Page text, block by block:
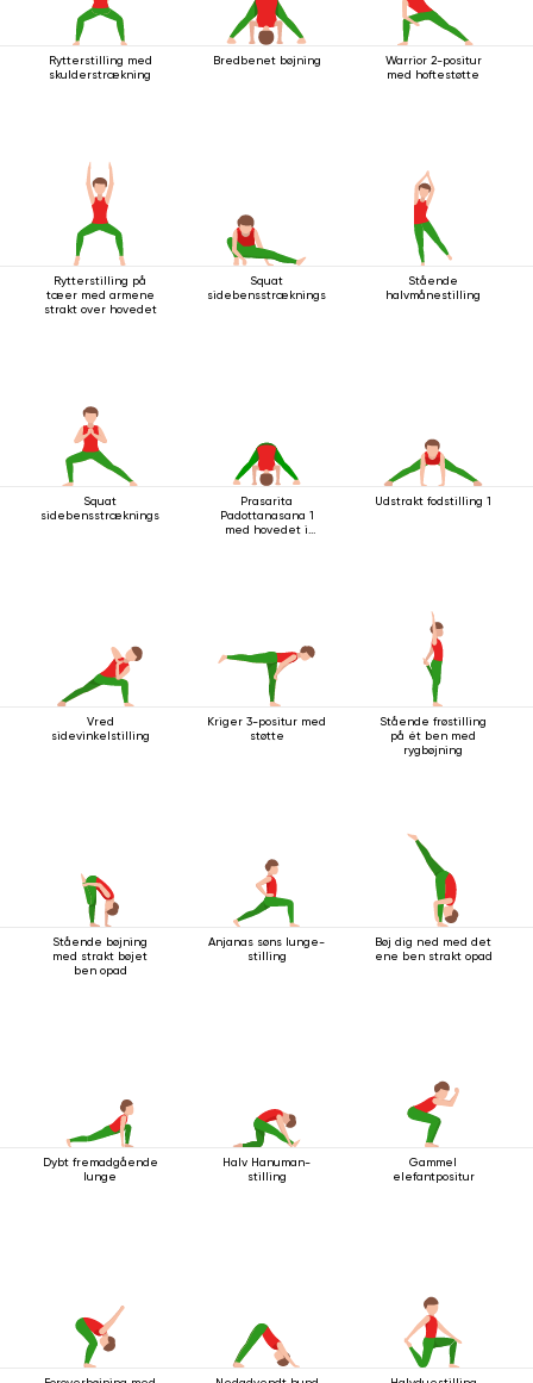
Rytterstilling med
skulderstrækning
Bredbenet bøjning
Warrior 2-positur
med hoftestøtte
Rytterstilling på
tæer med armene
strakt over hovedet
Squat
sidebensstrækningsstilling
Stående
halvmånestilling
Squat
sidebensstrækningsstilling
Prasarita
Padottanasana 1
med hovedet i
Udstrakt fodstilling 1
Vred
sidevinkelstilling
Kriger 3-positur med
støtte
Stående frøstilling
på ét ben med
rygbøjning
Stående bøjning
med strakt bøjet
ben opad
Anjanas søns lunge-
stilling
Bøj dig ned med det
ene ben strakt opad
Dybt fremadgående
lunge
Halv Hanuman-
stilling
Gammel
elefantpositur